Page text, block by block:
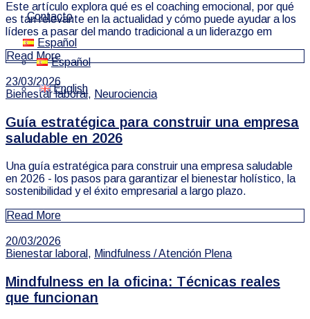
Contacto
Español
Español
English
Este artículo explora qué es el coaching emocional, por qué
es tan relevante en la actualidad y cómo puede ayudar a los
líderes a pasar del mando tradicional a un liderazgo em
Read More
23/03/2026
Bienestar laboral, Neurociencia
Guía estratégica para construir una empresa
saludable en 2026
Una guía estratégica para construir una empresa saludable
en 2026 - los pasos para garantizar el bienestar holístico, la
sostenibilidad y el éxito empresarial a largo plazo.
Read More
20/03/2026
Bienestar laboral , Mindfulness / Atención Plena
Mindfulness en la oficina: Técnicas reales
que funcionan